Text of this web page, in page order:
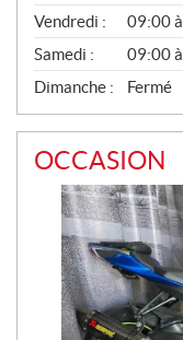
Vendredi :
09:00
Samedi :
09:00
Dimanche :
Fermé
OCCASION